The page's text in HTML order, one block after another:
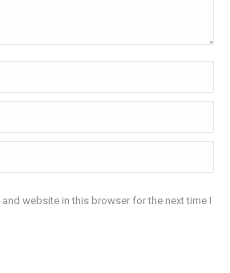
and website in this browser for the next time I